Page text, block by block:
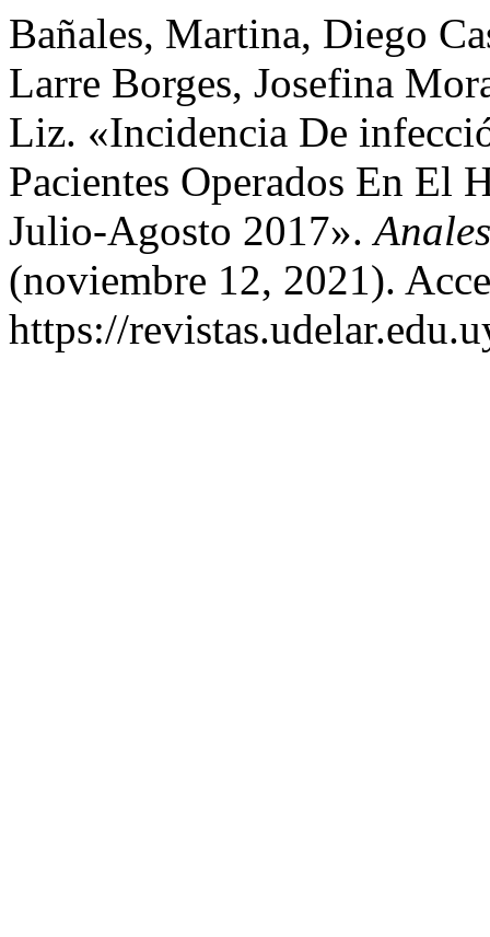
Bañales, Martina, Diego
Larre Borges, Josefina
Liz. «Incidencia De
Pacientes Operados En El
Julio-Agosto 2017».
(noviembre 12, 2021).
https://